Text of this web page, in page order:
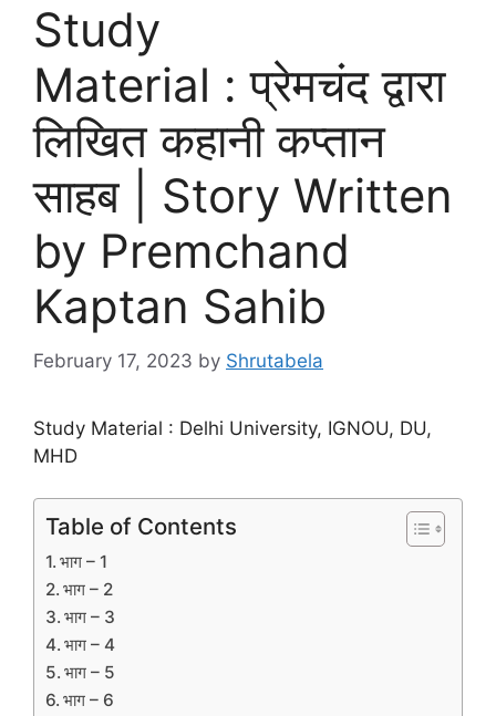
Study
Material : प्रेमचंद द्वारा
लिखित कहानी कप्तान
साहब | Story Written
by Premchand
Kaptan Sahib
February 17, 2023 by Shrutabela
Study Material : Delhi University, IGNOU, DU,
MHD
Table of Contents
भाग – 1
भाग – 2
भाग – 3
भाग – 4
भाग – 5
भाग – 6